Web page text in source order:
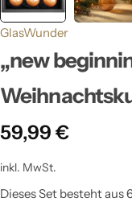
GlasWunder
„new
59,99 €
inkl. MwSt.
Dieses Set besteht aus